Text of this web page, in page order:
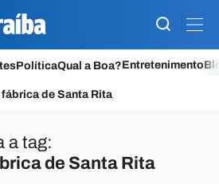
PolíticaQual a Boa?Entretenimento
de Santa Rita
a tag:
de Santa Rita